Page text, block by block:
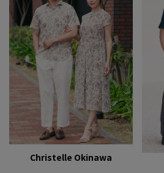
Christelle Okinawa